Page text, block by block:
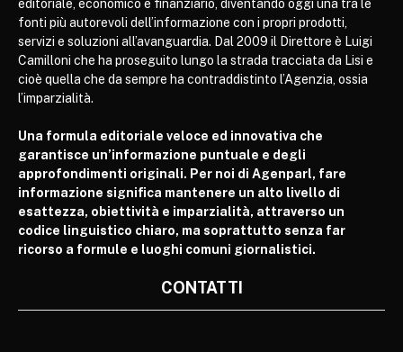
editoriale, economico e finanziario, diventando oggi una tra le
fonti più autorevoli dell’informazione con i propri prodotti,
servizi e soluzioni all’avanguardia. Dal 2009 il Direttore è Luigi
Camilloni che ha proseguito lungo la strada tracciata da Lisi e
cioè quella che da sempre ha contraddistinto l’Agenzia, ossia
l’imparzialità.
Una formula editoriale veloce ed innovativa che
garantisce un’informazione puntuale e degli
approfondimenti originali. Per noi di Agenparl, fare
informazione significa mantenere un alto livello di
esattezza, obiettività e imparzialità, attraverso un
codice linguistico chiaro, ma soprattutto senza far
ricorso a formule e luoghi comuni giornalistici.
CONTATTI